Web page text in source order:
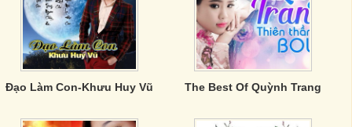
Đạo Làm Con-Khưu Huy Vũ The Best Of Quỳnh Trang